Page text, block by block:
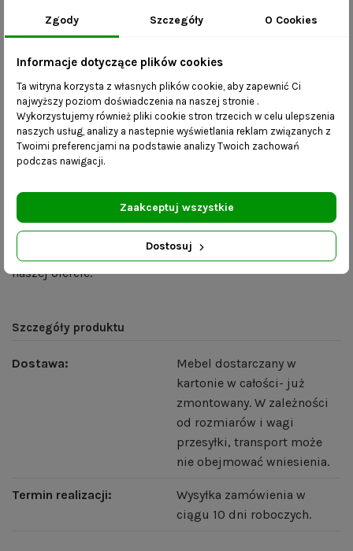
pozwala na wykorzystanie go również w łazience jako
wieszak na ręczniki czy szlafroki kąpielowe. Dzięki
doskonałym materiałom nie będzie mu straszna wilgoć i
łazience przez długie lata.
Korzyści:
mebel wykonany ręcznie – realizacja zamówienia
dostępność różnych rozmiarów – skontaktuj się z
nami i wybierz dowolne wymiary.
Ławka Isa
widoczna na zdjęciu jest również dostępna w
naszej ofercie.
Szczegóły produktu
Dostawa:
Mebel dostarczany w
kartonie w całości- już
zmontowany. W zależności
od rozmiarów i wagi
przesyłki, transport może
nie obejmować wniesienia.
Termin realizacji:
Wysyłka zamówienia w
ciągu 10 dni roboczych.
Zgody Szczegóły O Cookies
Informacje dotyczące plików cookies
Ta witryna korzysta z własnych plików cookie, aby zapewnić Ci
najwyższy poziom doświadczenia na naszej stronie .
Wykorzystujemy również pliki cookie stron trzecich w celu ulepszenia
naszych usług, analizy a nastepnie wyświetlania reklam związanych z
Twoimi preferencjami na podstawie analizy Twoich zachowań
podczas nawigacji.
Dostosuj
Zaakceptuj wszystkie